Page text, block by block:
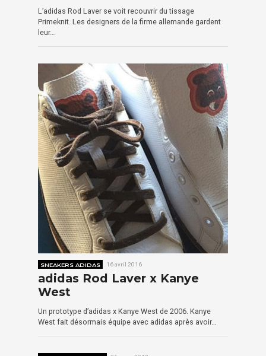
L’adidas Rod Laver se voit recouvrir du tissage
Primeknit. Les designers de la firme allemande gardent
leur…
SNEAKERS ADIDAS 16 avril 2016
adidas Rod Laver x Kanye
West
Un prototype d’adidas x Kanye West de 2006. Kanye
West fait désormais équipe avec adidas après avoir…